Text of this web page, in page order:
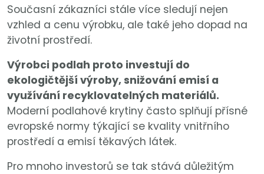
Současní zákazníci stále více sledují nejen
vzhled a cenu výrobku, ale také jeho dopad na
životní prostředí.
Výrobci podlah proto investují do
ekologičtější výroby, snižování emisí a
využívání recyklovatelných materiálů.
Moderní podlahové krytiny často splňují přísné
evropské normy týkající se kvality vnitřního
prostředí a emisí těkavých látek.
Pro mnoho investorů se tak stává důležitým